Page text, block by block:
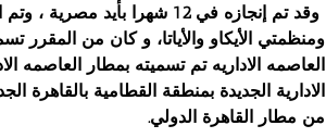
وقد تم إنجازه في 12 شهرا
ومنظمتي الأيكاو والأياتا، و كان من المقرر
العاصمه الاداريه تم تسميته بمطار العاصمه
من مطار القاهرة الدولي.